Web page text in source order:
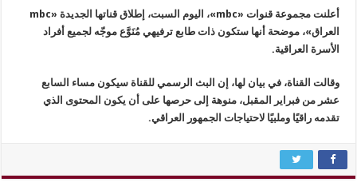
العراق»، موضحة أنها ستكون ذات طابع ترفيهي مُنَوَّع موجّه لجميع أفراد
الأسرة العراقية.
وقالت القناة، في بيان لها، إن البث الرسمي للقناة سيكون مساء السابع
عشر من فبراير المقبل، منوهة إلى حرصها على أن يكون المحتوى الذي
تقدمه راقيًا وملبيًا لاحتياجات الجمهور العراقي.